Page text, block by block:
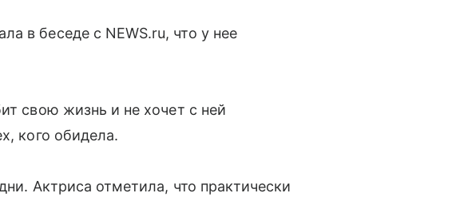
в беседе с NEWS.ru, что у нее
свою жизнь и не хочет с ней
кого обидела.
Актриса отметила, что практически